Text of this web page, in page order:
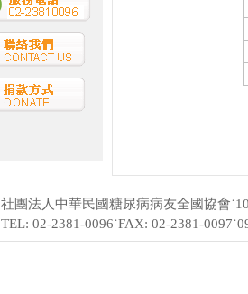
社團法人中華民國糖尿病病友全國協會
TEL: 02-2381-0096˙FAX: 02-2381-